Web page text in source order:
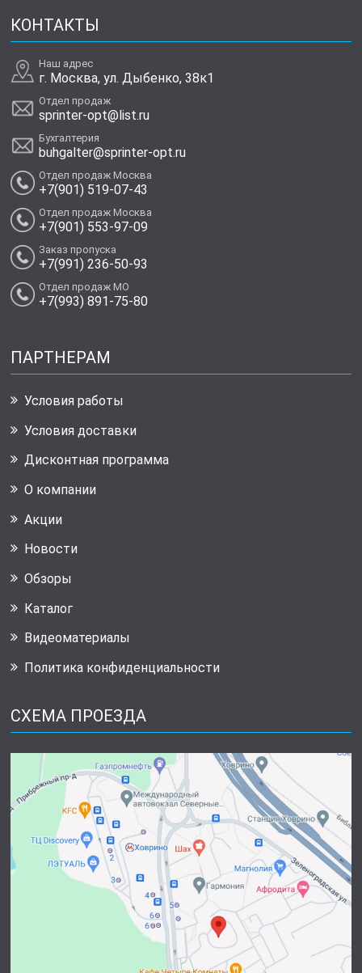
КОНТАКТЫ
Наш адрес
г. Москва, ул. Дыбенко, 38к1
Отдел продаж
sprinter-opt@list.ru
Бухгалтерия
buhgalter@sprinter-opt.ru
Отдел продаж Москва
+7(901) 519-07-43
Отдел продаж Москва
+7(901) 553-97-09
Заказ пропуска
+7(991) 236-50-93
Отдел продаж МО
+7(993) 891-75-80
ПАРТНЕРАМ
Условия работы
Условия доставки
Дисконтная программа
О компании
Акции
Новости
Обзоры
Каталог
Видеоматериалы
Политика конфиденциальности
СХЕМА ПРОЕЗДА